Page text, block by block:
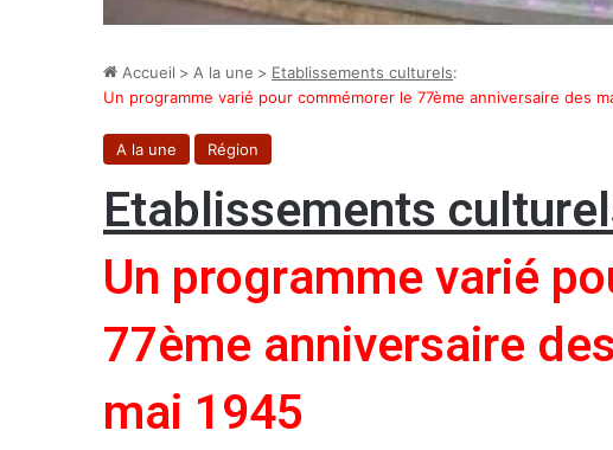
Accueil > A la une > Etablissements culturels:
Un programme varié pour commémorer le 77ème anniversaire des
A la une Région
Etablissements
Un programme varié
77ème anniversaire
mai 1945